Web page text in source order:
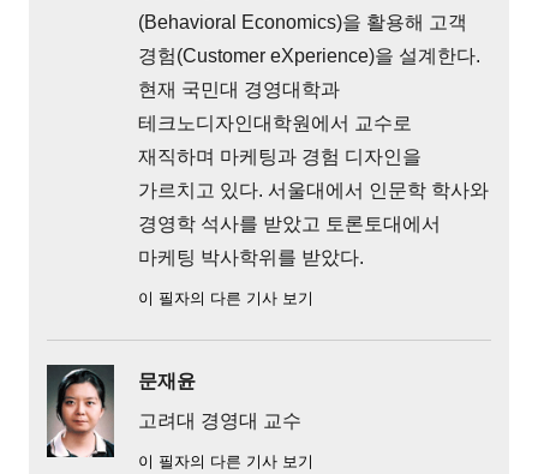
(Behavioral Economics)을 활용해 고객
경험(Customer eXperience)을 설계한다.
현재 국민대 경영대학과
테크노디자인대학원에서 교수로
재직하며 마케팅과 경험 디자인을
가르치고 있다. 서울대에서 인문학 학사와
경영학 석사를 받았고 토론토대에서
마케팅 박사학위를 받았다.
이 필자의 다른 기사 보기
문재윤
고려대 경영대 교수
이 필자의 다른 기사 보기